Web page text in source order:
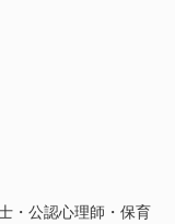
・公認心理師・保育